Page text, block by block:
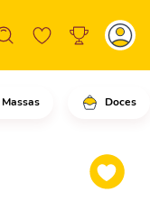
Massas Doces
adicione a